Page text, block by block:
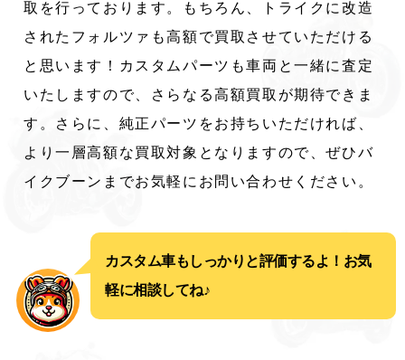
取を行っております。もちろん、トライクに改造
されたフォルツァも高額で買取させていただける
と思います！カスタムパーツも車両と一緒に査定
いたしますので、さらなる高額買取が期待できま
す。さらに、純正パーツをお持ちいただければ、
より一層高額な買取対象となりますので、ぜひバ
イクブーンまでお気軽にお問い合わせください。
カスタム車もしっかりと評価するよ！お気
軽に相談してね♪